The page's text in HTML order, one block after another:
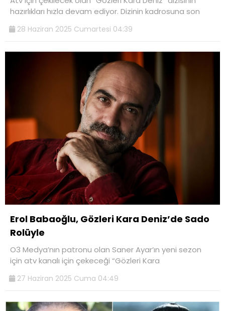
hazırlıkları hızla devam ediyor. Dizinin kadrosuna son
28 Haziran 2025 Cumartesi 04:39
Erol Babaoğlu, Gözleri Kara Deniz’de Sado
Rolüyle
O3 Medya’nın patronu olan Saner Ayar’ın yeni sezon
için atv kanalı için çekeceği “Gözleri Kara
27 Haziran 2025 Cuma 04:49